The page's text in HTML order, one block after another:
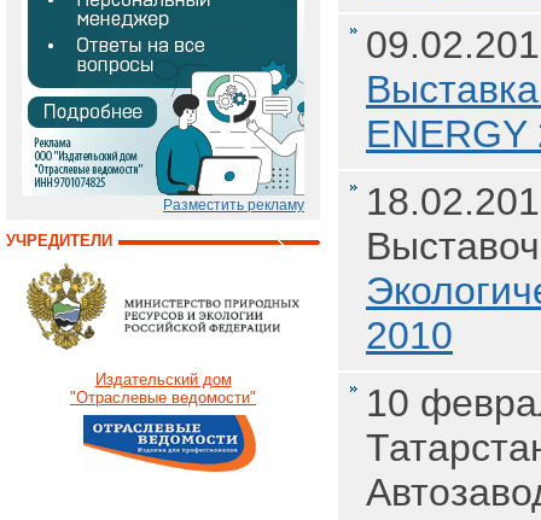
Разместить рекламу
УЧРЕДИТЕЛИ
Издательский дом
"Отраслевые ведомости"
ENERGY
2010
10